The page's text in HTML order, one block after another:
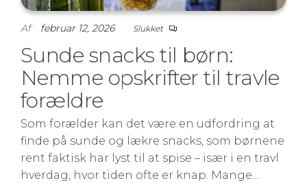
Af februar 12, 2026 Slukket
Sunde snacks til børn:
Nemme opskrifter til travle
forældre
Som forælder kan det være en udfordring at
finde på sunde og lækre snacks, som børnene
rent faktisk har lyst til at spise – især i en travl
hverdag, hvor tiden ofte er knap. Mange…